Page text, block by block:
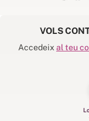
VOLS
Accedeix al teu